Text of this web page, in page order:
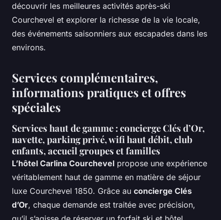
découvrir les meilleures activités après-ski
Courchevel et explorer la richesse de la vie locale,
des événements saisonniers aux escapades dans les
environs.
Services complémentaires,
informations pratiques et offres
spéciales
Services haut de gamme : concierge Clés d’Or,
navette, parking privé, wifi haut débit, club
enfants, accueil groupes et familles
L’hôtel Carlina Courchevel propose une expérience
véritablement haut de gamme en matière de séjour
luxe Courchevel 1850. Grâce au concierge Clés
d’Or, chaque demande est traitée avec précision,